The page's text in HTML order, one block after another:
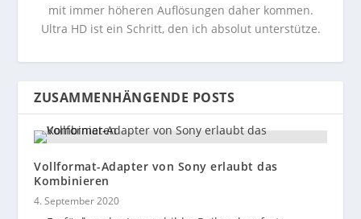
mit immer höheren Auflösungen daher kommen.
Ultra HD ist ein Schritt, den ich absolut unterstütze.
ZUSAMMENHÄNGENDE POSTS
Vollformat-Adapter von Sony erlaubt das
Kombinieren
4. September 2020